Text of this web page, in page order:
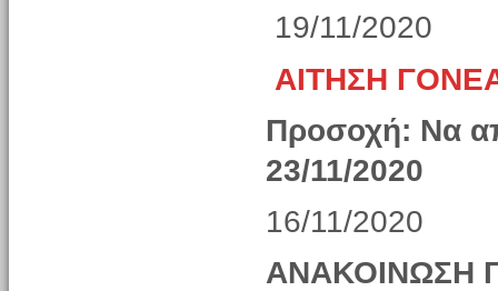
19/11/2020
ΑΙΤΗΣΗ
Προσοχή: Να
23/11/2020
16/11/2020
ΑΝΑΚΟΙΝΩΣΗ